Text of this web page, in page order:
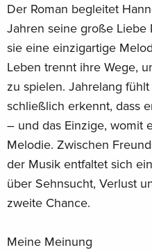
Der Roman begleitet
Jahren seine große
sie eine einzigartige
Leben trennt ihre Wege,
zu spielen. Jahrelang
schließlich erkennt, dass
– und das Einzige, womit
Melodie. Zwischen
der Musik entfaltet sich
über Sehnsucht, Verlust
zweite Chance.
Meine Meinung